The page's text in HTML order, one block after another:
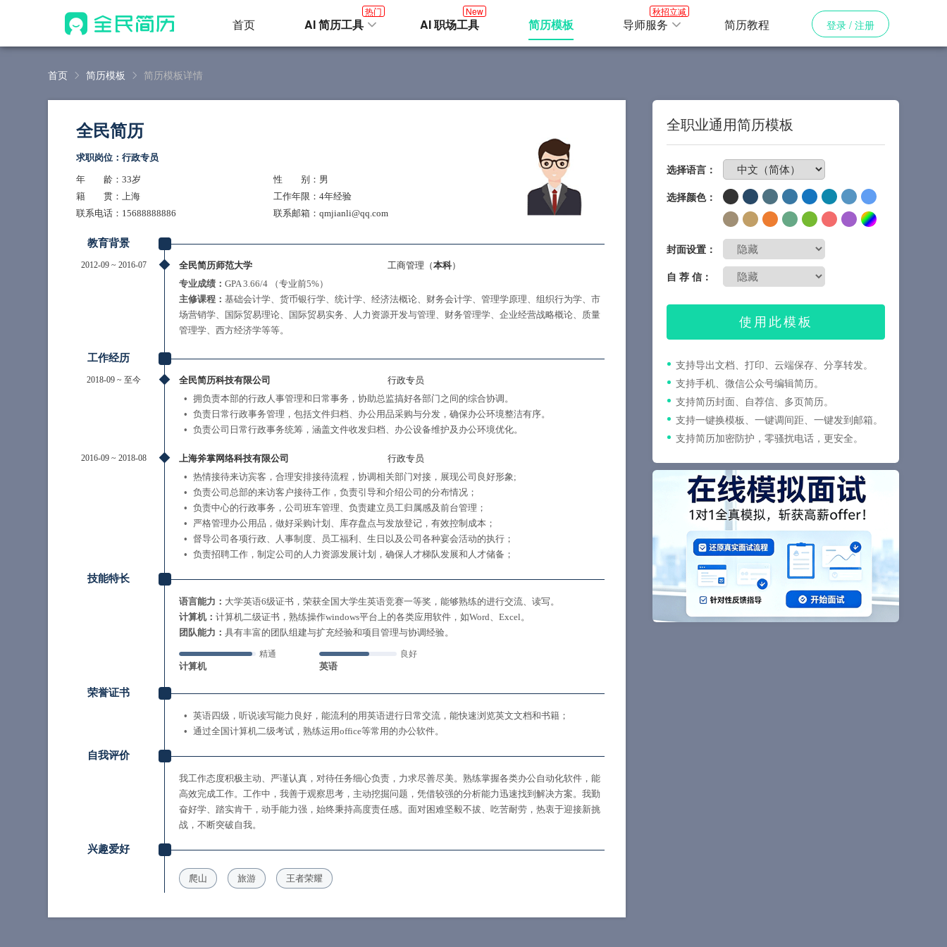
首页 AI 简历工具
热门
AI 职场工具
New
简历模板 导师服务
秋招立减
简历教程 登录 / 注册
首页 简历模板 简历模板详情
全职业通用简历模板
选择语言：
选择颜色：
封面设置：
自 荐 信：
使用此模板
支持导出文档、打印、云端保存、分享转发。
支持手机、微信公众号编辑简历。
支持简历封面、自荐信、多页简历。
支持一键换模板、一键调间距、一键发到邮箱。
支持简历加密防护，零骚扰电话，更安全。
全民简历
求职岗位：行政专员
年 龄 ：33岁 性 别 ：男
籍 贯 ：上海 工作年限 ：4年经验
联系电话 ：15688888886 联系邮箱 ：qmjianli@qq.com
教育背景
2012-09 ~ 2016-07 全民简历师范大学 工商管理（本科）
专业成绩： GPA 3.66/4 （专业前5%）
主修课程： 基础会计学、货币银行学、统计学、经济法概论、财务会计学、管理学原理、组织行为学、市
场营销学、国际贸易理论、国际贸易实务、人力资源开发与管理、财务管理学、企业经营战略概论、质量
管理学、西方经济学等等。
工作经历
2018-09 ~ 至今 全民简历科技有限公司
行政专员
拥负责本部的行政人事管理和日常事务，协助总监搞好各部门之间的综合协调。
负责日常行政事务管理，包括文件归档、办公用品采购与分发，确保办公环境整洁有序。
负责公司日常行政事务统筹，涵盖文件收发归档、办公设备维护及办公环境优化。
2016-09 ~ 2018-08 上海斧掌网络科技有限公司
行政专员
热情接待来访宾客，合理安排接待流程，协调相关部门对接，展现公司良好形象;
负责公司总部的来访客户接待工作，负责引导和介绍公司的分布情况；
负责中心的行政事务，公司班车管理、负责建立员工归属感及前台管理；
严格管理办公用品，做好采购计划、库存盘点与发放登记，有效控制成本；
督导公司各项行政、人事制度、员工福利、生日以及公司各种宴会活动的执行；
负责招聘工作，制定公司的人力资源发展计划，确保人才梯队发展和人才储备；
技能特长
语言能力： 大学英语6级证书，荣获全国大学生英语竞赛一等奖，能够熟练的进行交流、读写。
计算机： 计算机二级证书，熟练操作windows平台上的各类应用软件，如Word、Excel。
团队能力： 具有丰富的团队组建与扩充经验和项目管理与协调经验。
计算机
精通
英语
良好
荣誉证书
英语四级，听说读写能力良好，能流利的用英语进行日常交流，能快速浏览英文文档和书籍；
通过全国计算机二级考试，熟练运用office等常用的办公软件。
自我评价
我工作态度积极主动、严谨认真，对待任务细心负责，力求尽善尽美。熟练掌握各类办公自动化软件，能
高效完成工作。工作中，我善于观察思考，主动挖掘问题，凭借较强的分析能力迅速找到解决方案。我勤
奋好学、踏实肯干，动手能力强，始终秉持高度责任感。面对困难坚毅不拔、吃苦耐劳，热衷于迎接新挑
战，不断突破自我。
兴趣爱好
爬山 旅游 王者荣耀